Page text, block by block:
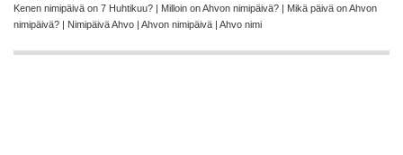
Kenen nimipäivä on 7 Huhtikuu? | Milloin on Ahvon nimipäivä? | Mikä päivä on Ahvon
nimipäivä? | Nimipäivä Ahvo | Ahvon nimipäivä | Ahvo nimi